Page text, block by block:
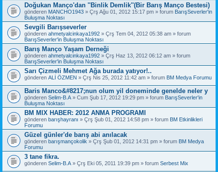
Doğukan Manço'dan ''Binlik Demlik''(Bir Barış Manço Bestesi)
gönderen MANCHO1943 » Çrş Ağu 01, 2012 15:17 pm » forum BarışSeverler'in
Buluşma Noktası
Sevgili Barışseverler
gönderen ahmetyalcinkaya1992 » Çrş Tem 04, 2012 05:38 am » forum
BarışSeverler'in Buluşma Noktası
Barış Manço Yaşam Derneği
gönderen ahmetyalcinkaya1992 » Çrş Haz 13, 2012 06:12 am » forum
BarışSeverler'in Buluşma Noktası
Sarı Çizmeli Mehmet Ağa burada yatıyor!..
gönderen ALİ ÖZMEN » Çrş Nis 25, 2012 11:42 am » forum BM Medya Forumu
Baris Manco&#8217;nun olum yil doneminde genelde neler y
gönderen Selim-B.A » Cum Şub 17, 2012 19:29 pm » forum BarışSeverler'in
Buluşma Noktası
BM MIX HABER: 2012 ANMA PROGRAMI
gönderen barışhayranı » Çrş Şub 01, 2012 14:58 pm » forum BM Etkinlikleri
Forumu
Güzel günler'de barış abi anılacak
gönderen barışmançokolik » Çrş Şub 01, 2012 14:31 pm » forum BM Medya
Forumu
3 tane fikra.
gönderen Selim-B.A » Çrş Eki 05, 2011 19:39 pm » forum Serbest Mix